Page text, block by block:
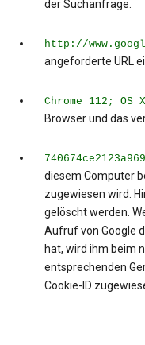
der Suchanfrage.
http://
angeforderte URL
Chrome 112; OS
Browser und das
740674ce2123a969
diesem Computer
zugewiesen wird.
gelöscht werden.
Aufruf von Google
hat, wird ihm beim
entsprechenden
Cookie-ID